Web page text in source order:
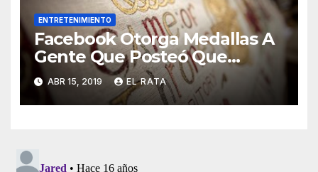
ENTRETENIMIENTO
Facebook Otorga Medallas A
Gente Que Posteó Que
Nunca Ha Visto «Game Of
Thrones»
ABR 15, 2019 EL RATA